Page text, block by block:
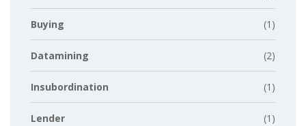
Buying (1)
Datamining (2)
Insubordination (1)
Lender (1)